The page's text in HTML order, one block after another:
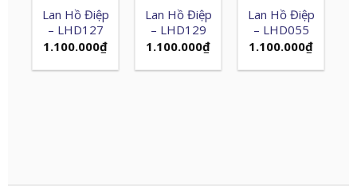
Lan Hồ Điệp
– LHD127
1.100.000₫
Lan Hồ Điệp
– LHD129
1.100.000₫
Lan Hồ Điệp
– LHD055
1.100.000₫